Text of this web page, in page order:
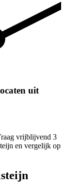
uit
vrijblijvend 3
en vergelijk op